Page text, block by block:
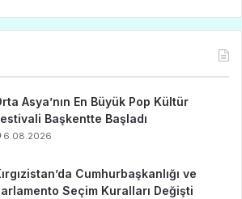
Asya’nın En Büyük Pop Kültür
Başkentte Başladı
6.08.2026
Cumhurbaşkanlığı ve
Seçim Kuralları Değişti